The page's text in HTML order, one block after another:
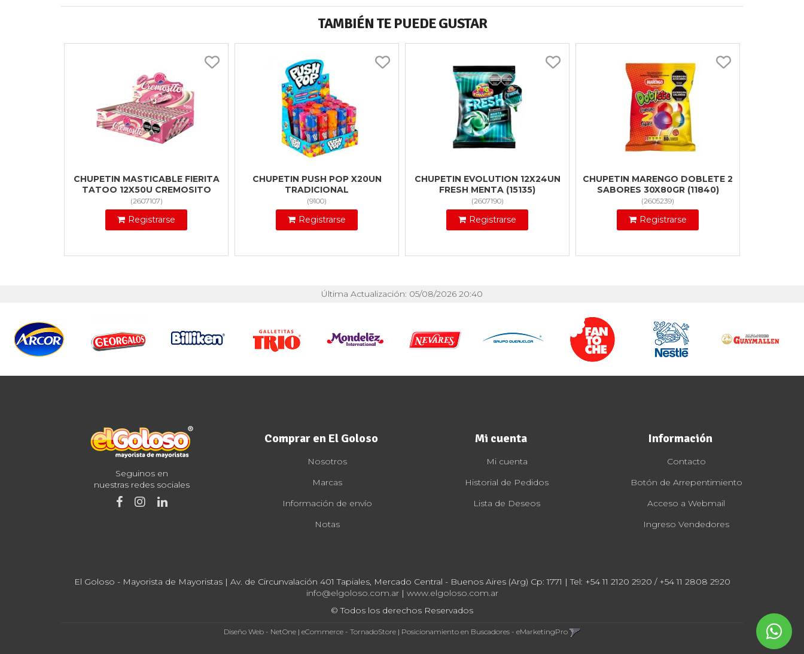
TAMBIÉN TE PUEDE GUSTAR
CHUPETIN MASTICABLE FIERITA
TATOO 12X50U CREMOSITO
(2607107)
Registrarse
CHUPETIN PUSH POP X20UN
TRADICIONAL
(9100)
Registrarse
CHUPETIN EVOLUTION 12X24UN
FRESH MENTA (15135)
(2607190)
Registrarse
CHUPETIN MARENGO DOBLETE 2
SABORES 30X80GR (11840)
(2605239)
Registrarse
Última Actualización: 05/08/2026 20:40
Seguinos en
nuestras redes sociales
Comprar en El Goloso
Nosotros
Marcas
Información de envío
Notas
Mi cuenta
Mi cuenta
Historial de Pedidos
Lista de Deseos
Información
Contacto
Botón de Arrepentimiento
Acceso a Webmail
Ingreso Vendedores
El Goloso - Mayorista de Mayoristas | Av. de Circunvalación 401 Tapiales, Mercado Central - Buenos Aires (Arg) Cp: 1771 | Tel: +54 11 2120 2920 / +54 11 2808 2920
info@elgoloso.com.ar| www.elgoloso.com.ar
© Todos los derechos Reservados
Diseño Web - NetOne| eCommerce - TornadoStore| Posicionamiento en Buscadores - eMarketingPro